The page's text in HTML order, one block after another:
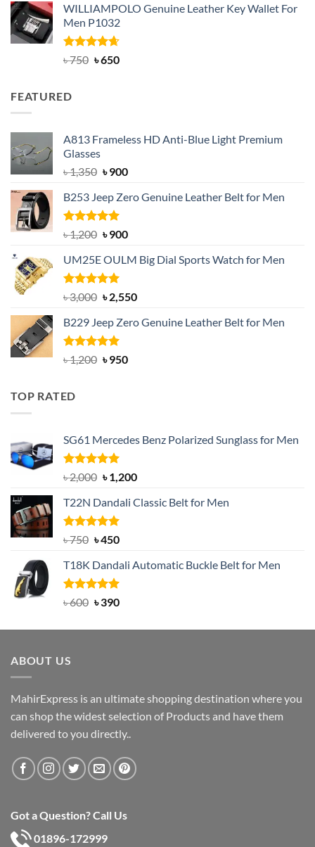
was:
৳ 950.
is:
৳ 699.
WILLIAMPOLO Genuine Leather Key Wallet For
Men P1032
Rated4.63
৳750 Original
৳650Current
FEATURED
A813 Frameless HD Anti-Blue Light Premium
Glasses
৳1,350 Original
was:
৳ 1,350.
৳900Current
is:
B253 Jeep Zero Genuine Leather Belt for Men
Rated5.00
out of 5
৳1,200 Original
was:
৳ 1,200.
৳900Current
is:
UM25E OULM Big Dial Sports Watch for Men
Rated5.00
out of 5
৳3,000 Original
was:
৳ 3,000.
৳2,550Current
is:
B229 Jeep Zero Genuine Leather Belt for Men
Rated4.92
out of 5
৳1,200 Original
৳950Current
TOP RATED
SG61 Mercedes Benz Polarized Sunglass for Men
Rated5.00
out of 5
৳2,000 Original
was:
৳ 2,000.
৳1,200Current
is:
T22N Dandali Classic Belt for Men
Rated5.00
৳750 Original
was:
৳ 750.
৳450Current
is:
৳ 450.
T18K Dandali Automatic Buckle Belt for Men
Rated5.00
৳600 Original
was:
৳390Current
is:
ABOUT US
MahirExpress is an ultimate shopping destination where you
can shop the widest selection of Products and have them
delivered to you directly..
Got a Question? Call Us
01896-172999